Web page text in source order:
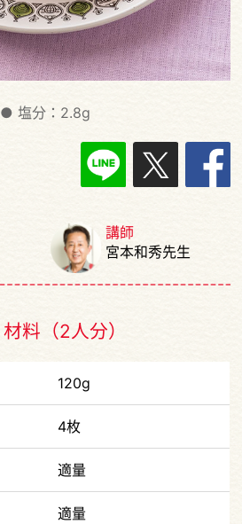
● 塩分：2.8g
講師
宮本和秀先生
材料（2人分）
120g
4枚
適量
適量